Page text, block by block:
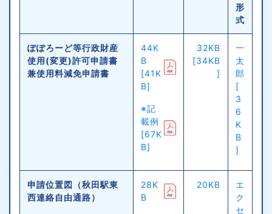
形
式
ぽぽろーど等行政財産
使用(変更)許可申請書
兼使用料減免申請書
44K
B
[41K
B]
※記
載例
[67K
B]
32KB
[34KB
]
一
太
郎
[
3
6
K
B
]
申請位置図（秋田駅東
西連絡自由通路）
28K
B
20KB
エ
ク
セ